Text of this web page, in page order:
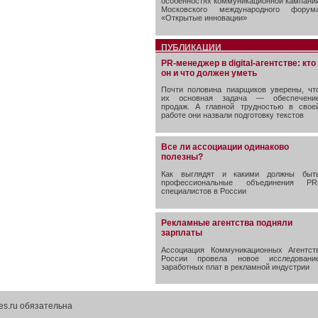
Московского международного
«Открытые инновации»
ПУБЛИКАЦИИ
PR-менеджер в digital-агентстве: кто
он и что должен уметь
Почти половина пиарщиков уверены,
их основная задача —
продаж. А главной трудностью в
работе они назвали подготовку текстов
Все ли ассоциации одинаково
полезны?
Как выглядят и какими должны
профессиональные объединения
специалистов в России
Рекламные агентства подняли
зарплаты
Ассоциация Коммуникационных
России провела новое
заработных плат в рекламной индустрии
обязательна